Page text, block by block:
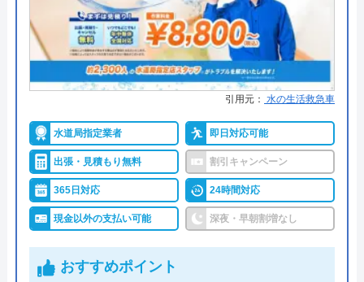
水道救急センターのクチコミ on
4.1（74件のクチコミ）
たま
キッチンの水漏れで、水道救急センターを呼
詳細は公式HPでご確認ください
ミズノ住設がおすすめの理由
ミズノ住設は、福島県須賀川市で水回りから耐震工
土日を含め8:00から19:00まで営業しているので、忙
しい方にもおすすめです。また、有料になります
が、リフォーム業者の選び方や、各工事のポイント
についてまとめた冊子も参考になります。
最初から現場調査にいくのではなく、電話やメール
引用元： 水の生活救急車
水道局指定業者 即日対応可能
出張・見積もり無料 割引キャンペーン
365日対応 24時間対応
現金以外の支払い可能 深夜・早朝割増なし
おすすめポイント